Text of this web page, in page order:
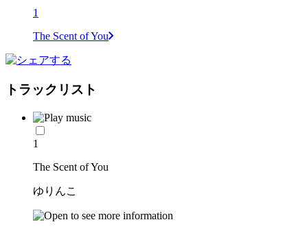
1
The Scent of You
トラックリスト
1
The Scent of You
ゆりんこ